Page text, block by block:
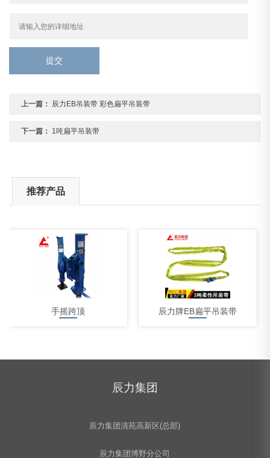
提交
上一篇： 辰力EB吊装带 彩色扁平吊装带
下一篇： 1吨扁平吊装带
推荐产品
手摇跨顶 辰力牌EB扁平吊装带
​2吨扁平吊装带
辰力集团
辰力集团清苑高新区(总部)
辰力集团博野分公司